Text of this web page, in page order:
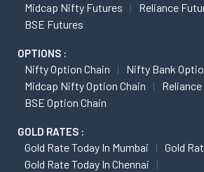
Midcap Nifty Futures
Reliance
BSE Futures
OPTIONS :
Nifty Option Chain
Nifty Bank
Midcap Nifty Option Chain
BSE Option Chain
GOLD RATES :
Gold Rate Today In Mumbai
Gold
Gold Rate Today In Chennai